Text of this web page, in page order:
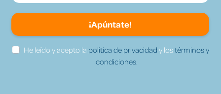
¡Apúntate!
He leído y acepto la política de privacidad y lostérminos y
condiciones.